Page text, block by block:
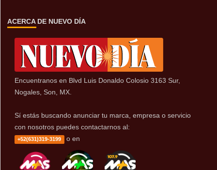
ACERCA DE NUEVO DÍA
Encuentranos en Blvd Luis Donaldo Colosio 3163 Sur,
Nogales, Son, MX.
Sí estás buscando anunciar tu marca, empresa o servicio
con nosotros puedes contactarnos al:
+52(631)319-3199 o en